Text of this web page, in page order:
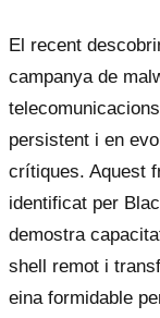
El recent
campanya de
persistent i en
crítiques. Aquest
identificat per
demostra
shell remot i
eina formidable